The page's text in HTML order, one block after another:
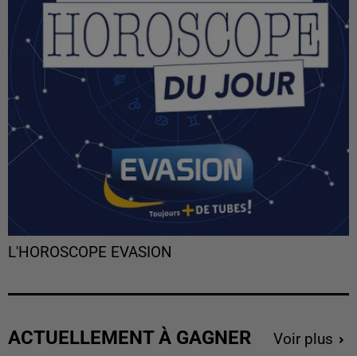
L'HOROSCOPE EVASION
ACTUELLEMENT À GAGNER Voir plus